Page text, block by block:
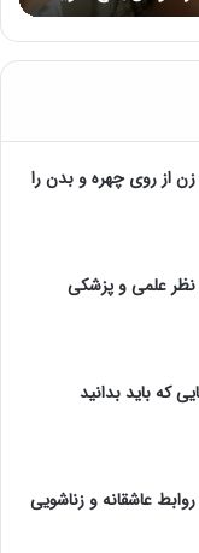
از روی چهره و بدن را
نظر علمی و پزشکی
که باید بدانید